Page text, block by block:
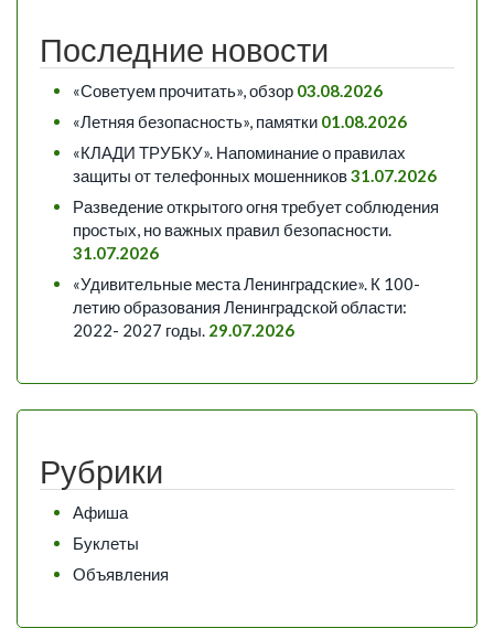
Последние новости
«Советуем прочитать», обзор 03.08.2026
«Летняя безопасность», памятки 01.08.2026
«КЛАДИ ТРУБКУ». Напоминание о правилах
защиты от телефонных мошенников31.07.2026
Разведение открытого огня требует соблюдения
простых, но важных правил безопасности.
31.07.2026
«Удивительные места Ленинградские». К 100-
летию образования Ленинградской области:
2022- 2027 годы. 29.07.2026
Рубрики
Афиша
Буклеты
Объявления